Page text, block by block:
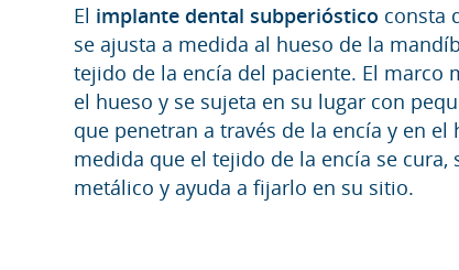
El implante dental subperióstico consta
se ajusta a medida al hueso de la
tejido de la encía del paciente. El marco
el hueso y se sujeta en su lugar con
que penetran a través de la encía y en el
medida que el tejido de la encía se cura,
metálico y ayuda a fijarlo en su sitio.